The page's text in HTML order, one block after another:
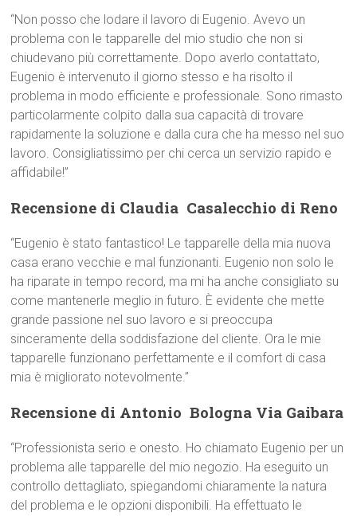
“Non posso che lodare il lavoro di Eugenio. Avevo un
problema con le tapparelle del mio studio che non si
chiudevano più correttamente. Dopo averlo contattato,
Eugenio è intervenuto il giorno stesso e ha risolto il
problema in modo efficiente e professionale. Sono rimasto
particolarmente colpito dalla sua capacità di trovare
rapidamente la soluzione e dalla cura che ha messo nel suo
lavoro. Consigliatissimo per chi cerca un servizio rapido e
affidabile!”
Recensione di Claudia  Casalecchio di Reno
“Eugenio è stato fantastico! Le tapparelle della mia nuova
casa erano vecchie e mal funzionanti. Eugenio non solo le
ha riparate in tempo record, ma mi ha anche consigliato su
come mantenerle meglio in futuro. È evidente che mette
grande passione nel suo lavoro e si preoccupa
sinceramente della soddisfazione del cliente. Ora le mie
tapparelle funzionano perfettamente e il comfort di casa
mia è migliorato notevolmente.”
Recensione di Antonio  Bologna Via Gaibara
“Professionista serio e onesto. Ho chiamato Eugenio per un
problema alle tapparelle del mio negozio. Ha eseguito un
controllo dettagliato, spiegandomi chiaramente la natura
del problema e le opzioni disponibili. Ha effettuato le